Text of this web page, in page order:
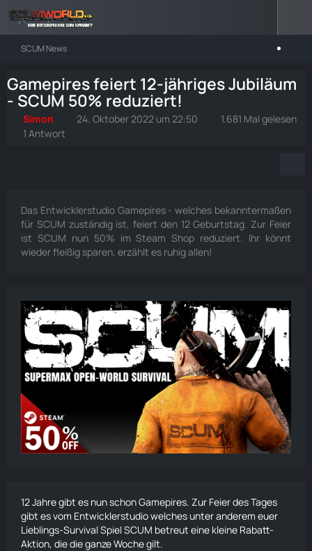
SCUM News
Gamepires feiert 12-jähriges Jubiläum
- SCUM 50% reduziert!
Simon 24. Oktober 2022 um 22:50
1.681 Mal gelesen
1 Antwort
Das Entwicklerstudio Gamepires - welches bekanntermaßen
für SCUM zuständig ist, feiert den 12 Geburtstag. Zur Feier
ist SCUM nun 50% im Steam Shop reduziert. Ihr könnt
wieder fleißig sparen, erzählt es ruhig allen!
12 Jahre gibt es nun schon Gamepires. Zur Feier des Tages
gibt es vom Entwicklerstudio welches unter anderem euer
Lieblings-SurvivalSpiel SCUM betreut eine kleine Rabatt-
Aktion, die die ganze Woche gilt.